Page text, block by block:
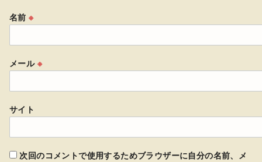
名前※
メール ※
サイト
次回のコメントで使用するためブラウザーに自分の名前、メ